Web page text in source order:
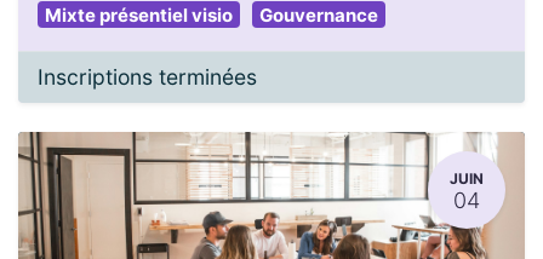
Mixte présentiel visio Gouvernance
Inscriptions terminées
JUIN
04